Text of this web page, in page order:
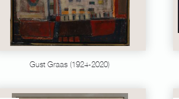
Gust Graas (1924-2020)